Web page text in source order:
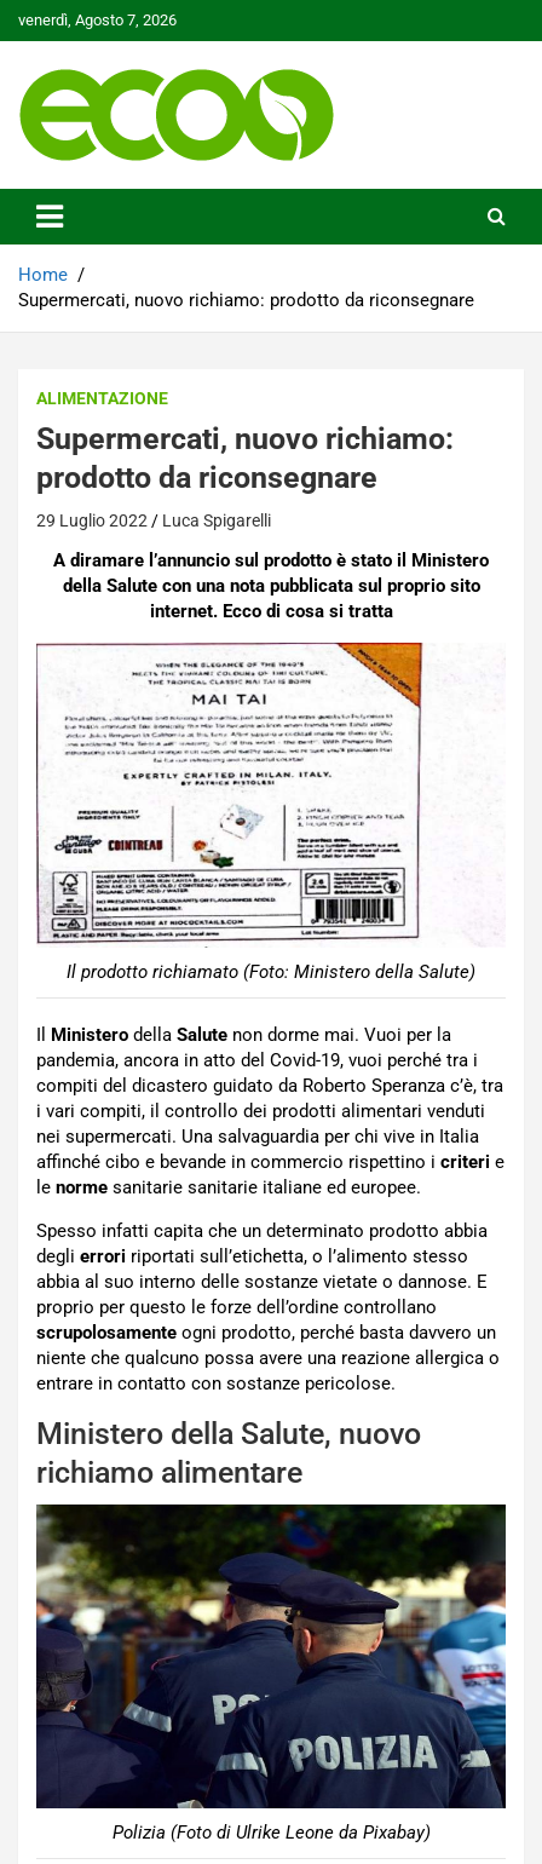
to
venerdì, Agosto 7, 2026
Ecoo.it
Home
Supermercati, nuovo richiamo: prodotto da riconsegnare
ALIMENTAZIONE
Supermercati, nuovo richiamo:
prodotto da riconsegnare
29 Luglio 2022 Luca Spigarelli
A diramare l’annuncio sul prodotto è stato il Ministero
della Salute con una nota pubblicata sul proprio sito
internet. Ecco di cosa si tratta
Il prodotto richiamato (Foto: Ministero della Salute)
Il Ministero della Salute non dorme mai. Vuoi per la
pandemia, ancora in atto del Covid-19, vuoi perché tra i
compiti del dicastero guidato da Roberto Speranza c’è, tra
i vari compiti, il controllo dei prodotti alimentari venduti
nei supermercati. Una salvaguardia per chi vive in Italia
affinché cibo e bevande in commercio rispettino i criteri e
le norme sanitarie sanitarie italiane ed europee.
Spesso infatti capita che un determinato prodotto abbia
degli errori riportati sull’etichetta, o l’alimento stesso
abbia al suo interno delle sostanze vietate o dannose. E
proprio per questo le forze dell’ordine controllano
scrupolosamente ogni prodotto, perché basta davvero un
niente che qualcuno possa avere una reazione allergica o
entrare in contatto con sostanze pericolose.
Ministero della Salute, nuovo
richiamo alimentare
Polizia (Foto di Ulrike Leone da Pixabay)